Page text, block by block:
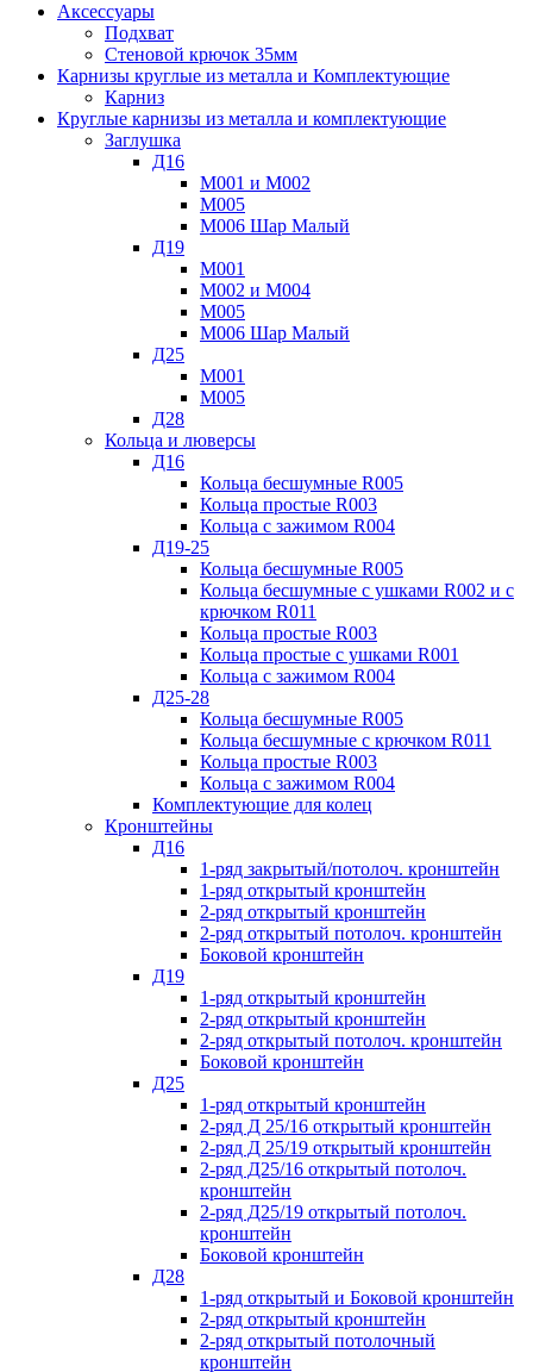
Аксессуары
Подхват
Стеновой крючок 35мм
Карнизы круглые из металла и Комплектующие
Карниз
Круглые карнизы из металла и комплектующие
Заглушка
Д16
М001 и М002
М005
М006 Шар Малый
Д19
М001
М002 и М004
М005
М006 Шар Малый
Д25
М001
М005
Д28
Кольца и люверсы
Д16
Кольца бесшумные R005
Кольца простые R003
Кольца с зажимом R004
Д19-25
Кольца бесшумные R005
Кольца бесшумные с ушками R002 и с
крючком R011
Кольца простые R003
Кольца простые с ушками R001
Кольца с зажимом R004
Д25-28
Кольца бесшумные R005
Кольца бесшумные с крючком R011
Кольца простые R003
Кольца с зажимом R004
Комплектующие для колец
Кронштейны
Д16
1-ряд закрытый/потолоч. кронштейн
1-ряд открытый кронштейн
2-ряд открытый кронштейн
2-ряд открытый потолоч. кронштейн
Боковой кронштейн
Д19
1-ряд открытый кронштейн
2-ряд открытый кронштейн
2-ряд открытый потолоч. кронштейн
Боковой кронштейн
Д25
1-ряд открытый кронштейн
2-ряд Д 25/16 открытый кронштейн
2-ряд Д 25/19 открытый кронштейн
2-ряд Д25/16 открытый потолоч.
кронштейн
2-ряд Д25/19 открытый потолоч.
кронштейн
Боковой кронштейн
Д28
1-ряд открытый и Боковой кронштейн
2-ряд открытый кронштейн
2-ряд открытый потолочный
кронштейн